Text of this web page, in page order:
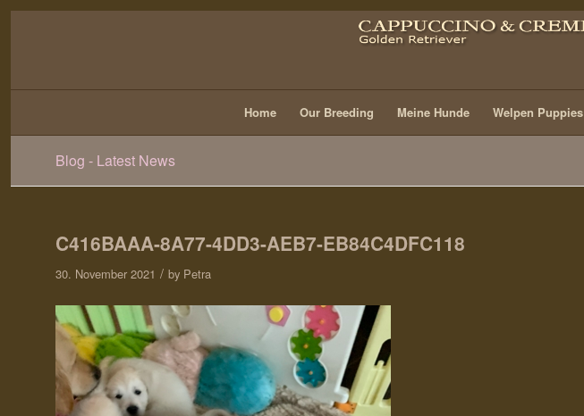
Home Our Breeding Meine Hunde Welpen Puppies
Blog - Latest News
C416BAAA-8A77-4DD3-AEB7-EB84C4DFC118
30. November 2021 / by Petra